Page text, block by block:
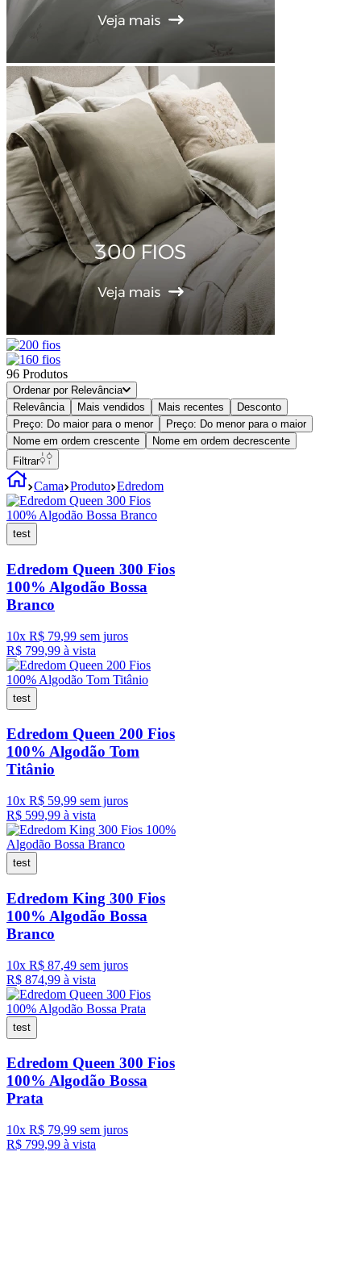
96 Produtos
Ordenar por Relevância
Relevância
Mais vendidos Mais recentes
Desconto
Preço: Do maior para o menor
Preço: Do menor para o maior
Nome em ordem crescente
Nome em ordem decrescente
Filtrar
Cama Produto Edredom
test
Edredom Queen 300 Fios
100% Algodão Bossa
Branco
10x R$ 79,99 sem juros
R$ 799,99 à vista
test
Edredom Queen 200 Fios
100% Algodão Tom
Titânio
10x R$ 59,99 sem juros
R$ 599,99 à vista
test
Edredom King 300 Fios
100% Algodão Bossa
Branco
10x R$ 87,49 sem juros
R$ 874,99 à vista
test
Edredom Queen 300 Fios
100% Algodão Bossa
Prata
10x R$ 79,99 sem juros
R$ 799,99 à vista